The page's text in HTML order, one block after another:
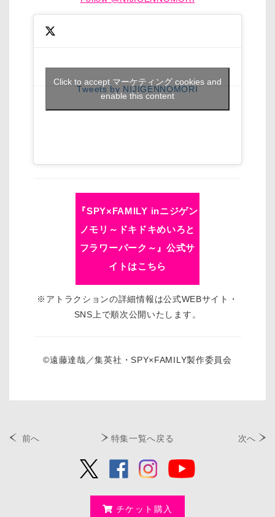
Tweets by NIJIGENNOMORI
Click to accept マーケティング cookies and
enable this content
『SPY×FAMILY inニジゲン
ノモリ～ドキドキめいろと
フラワーパーク～』公式サ
イトはこちら
※アトラクションの詳細情報は公式WEBサイト・
SNS上で順次公開いたします。
©遠藤達哉／集英社・SPY×FAMILY製作委員会
前へ 特集一覧へ戻る 次へ
チケット購入